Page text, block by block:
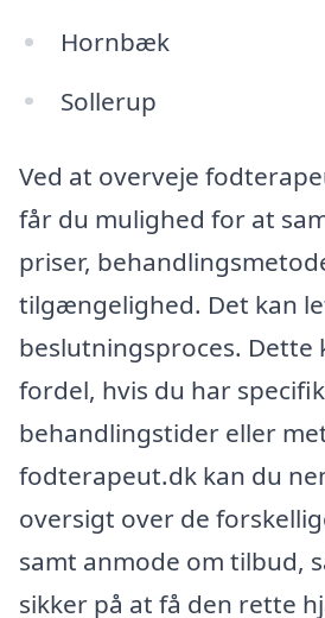
Hornbæk
Sollerup
Ved at overveje
får du mulighed for at
priser,
tilgængelighed. Det kan
beslutningsproces. Dette
fordel, hvis du har
behandlingstider eller
fodterapeut.dk kan du
oversigt over de
samt anmode om tilbud,
sikker på at få den rette